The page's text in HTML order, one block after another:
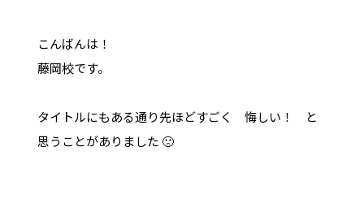
こんばんは！
藤岡校です。
タイトルにもある通り先ほどすごく 悔しい！ と
思うことがありました 🙁